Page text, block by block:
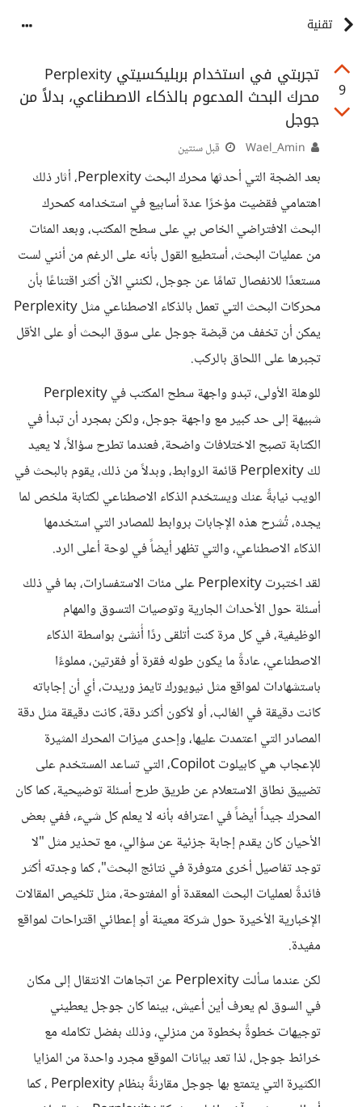
تقنية
9
تجربتي في استخدام ​بربليكسيتي Perplexity
محرك البحث المدعوم بالذكاء الاصطناعي، بدلاً من
جوجل
قبل سنتين
بعد الضجة التي أحدثها محرك البحث Perplexity، أثار ذلك
اهتمامي فقضيت مؤخرًا عدة أسابيع في استخدامه كمحرك
البحث الافتراضي الخاص بي على سطح المكتب، وبعد المئات
من عمليات البحث، أستطيع القول بأنه على الرغم من أنني لست
مستعدًا للانفصال تمامًا عن جوجل، لكنني الآن أكثر اقتناعًا بأن
محركات البحث التي تعمل بالذكاء الاصطناعي مثل Perplexity
يمكن أن تخفف من قبضة جوجل على سوق البحث أو على الأقل
تجبرها على اللحاق بالركب.
للوهلة الأولى، تبدو واجهة سطح المكتب في Perplexity
شبيهة إلى حد كبير مع واجهة جوجل، ولكن بمجرد أن تبدأ في
الكتابة تصبح الاختلافات واضحة، فعندما تطرح سؤالاً، لا يعيد
لك Perplexity قائمة الروابط، وبدلاً من ذلك، يقوم بالبحث في
الويب نيابةً عنك ويستخدم الذكاء الاصطناعي لكتابة ملخص لما
يجده، تُشرح هذه الإجابات بروابط للمصادر التي استخدمها
الذكاء الاصطناعي، والتي تظهر أيضاً في لوحة أعلى الرد.
لقد اختبرت Perplexity على مئات الاستفسارات، بما في ذلك
أسئلة حول الأحداث الجارية وتوصيات التسوق والمهام
الوظيفية، في كل مرة كنت أتلقى ردًا أُنشئ بواسطة الذكاء
الاصطناعي، عادةً ما يكون طوله فقرة أو فقرتين، مملوءًا
باستشهادات لمواقع مثل نيويورك تايمز وريدت، أي أن إجاباته
كانت دقيقة في الغالب، أو لأكون أكثر دقة، كانت دقيقة مثل دقة
المصادر التي اعتمدت عليها، وإحدى ميزات المحرك المثيرة
للإعجاب هي كابيلوت Copilot، التي تساعد المستخدم على
تضييق نطاق الاستعلام عن طريق طرح أسئلة توضيحية، كما كان
المحرك جيداً أيضاً في اعترافه بأنه لا يعلم كل شيء، ففي بعض
الأحيان كان يقدم إجابة جزئية عن سؤالي، مع تحذير مثل "لا
توجد تفاصيل أخرى متوفرة في نتائج البحث"، كما وجدته أكثر
فائدةً لعمليات البحث المعقدة أو المفتوحة، مثل تلخيص المقالات
الإخبارية الأخيرة حول شركة معينة أو إعطائي اقتراحات لمواقع
مفيدة.
لكن عندما سألت Perplexity عن اتجاهات الانتقال إلى مكان
في السوق لم يعرف أين أعيش، بينما كان جوجل يعطيني
توجيهات خطوةً بخطوة من منزلي، وذلك بفضل تكامله مع
خرائط جوجل، لذا تعد بيانات الموقع مجرد واحدة من المزايا
الكثيرة التي يتمتع بها جوجل مقارنةً بنظام Perplexity ، كما